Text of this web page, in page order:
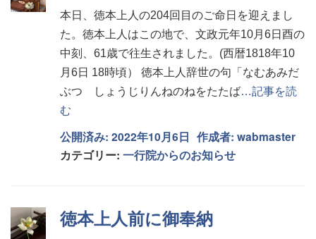
本日、徳本上人の204回目のご命日を迎えまし
た。徳本上人はこの地で、文政元年10月6日酉の
中刻、61歳で往生されました。(西暦1818年10
月6日 18時頃） 徳本上人辞世の句「なむあみだ
ぶつ しょうじりんねのねをたたば…記事を読
む
公開済み: 2022年10月6日 作成者: wabmaster
カテゴリー: 一行院からのお知らせ
徳本上人前に御奉納